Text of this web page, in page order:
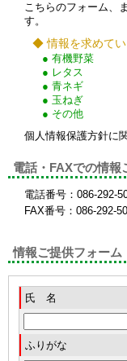
こちらのフォーム、
す。
◆ 情報を求めてい
● 有機野菜
● レタス
● 青ネギ
● 玉ねぎ
● その他
個人情報保護方針に
電話・FAXでの情報
電話番号：086-292-
FAX番号：086-292-
情報ご提供フォーム
氏 名
ふりがな